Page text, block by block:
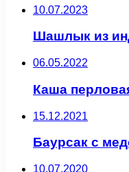
10.07.2023
Шашлык из
06.05.2022
Каша
15.12.2021
Баурсак с
10.07.2020